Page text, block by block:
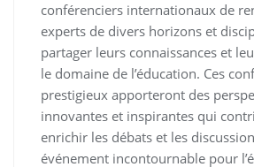
conférenciers internationaux de
experts de divers horizons et
partager leurs connaissances et
le domaine de l’éducation. Ces
prestigieux apporteront des
innovantes et inspirantes qui
enrichir les débats et les
événement incontournable pour